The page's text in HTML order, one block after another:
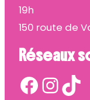
19h
150 route de
Réseaux
Facebook InstagramTikTok